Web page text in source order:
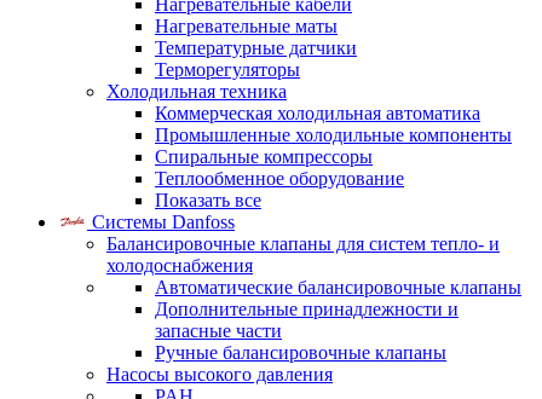
Нагревательные кабели
Нагревательные маты
Температурные датчики
Терморегуляторы
Холодильная техника
Коммерческая холодильная автоматика
Промышленные холодильные компоненты
Спиральные компрессоры
Теплообменное оборудование
Показать все
Системы Danfoss
Балансировочные клапаны для систем тепло- и
холодоснабжения
Автоматические балансировочные клапаны
Дополнительные принадлежности и
запасные части
Ручные балансировочные клапаны
Насосы высокого давления